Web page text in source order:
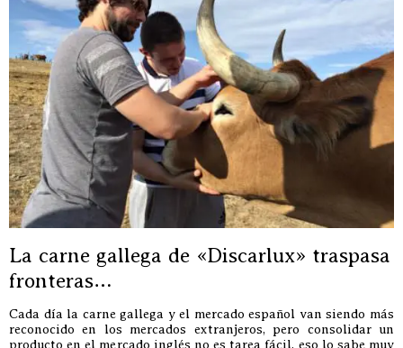
La carne gallega de «Discarlux» traspasa
fronteras…
Cada día la carne gallega y el mercado español van siendo más
reconocido en los mercados extranjeros, pero consolidar un
producto en el mercado inglés no es tarea fácil, eso lo sabe muy